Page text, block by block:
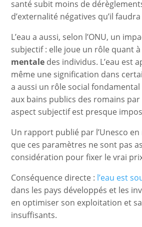
santé subit moins de
d’externalité négatives qu’il
L’eau a aussi, selon l’ONU, un
subjectif : elle joue un rôle quant
mentale des individus. L’eau est
même une signification dans
a aussi un rôle social
aux bains publics des romains par
aspect subjectif est presque
Un rapport publié par l’Unesco
que ces paramètres ne sont pas
considération pour fixer le vrai prix
Conséquence directe : l’eau est
dans les pays développés et les
en optimiser son exploitation et
insuffisants.